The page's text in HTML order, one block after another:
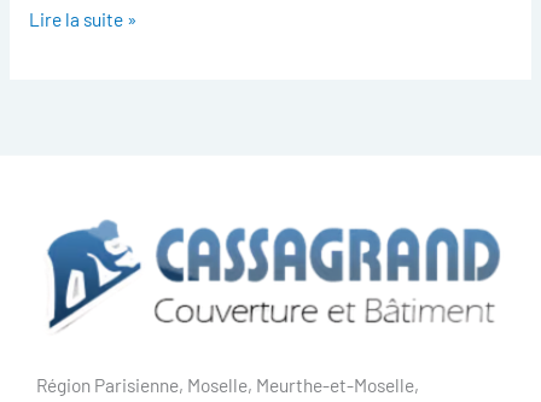
Lire la suite »
Région Parisienne, Moselle, Meurthe-et-Moselle,